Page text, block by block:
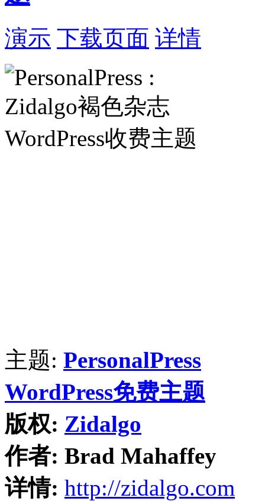
演示 下载页面 详情
主题: PersonalPress
WordPress免费主题
版权: Zidalgo
作者: Brad Mahaffey
详情: http://zidalgo.com